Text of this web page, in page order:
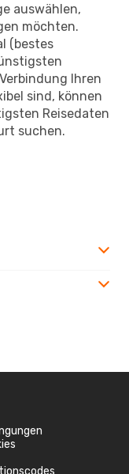
auswählen,
möchten.
(bestes
Ihren
sind, können
Reisedaten
suchen.